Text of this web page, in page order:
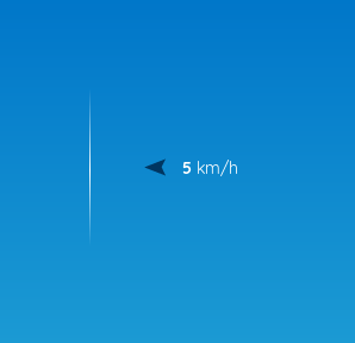
5 km/h